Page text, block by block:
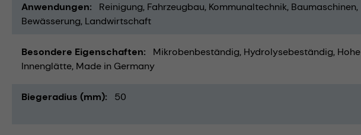
Anwendungen Reinigung Fahrzeugbau Kommunaltechnik Baumaschinen
Bewässerung Landwirtschaft
Besondere Eigenschaften Mikrobenbeständig Hydrolysebeständig Hohe
Innenglätte Made in Germany
Biegeradius (mm) 50